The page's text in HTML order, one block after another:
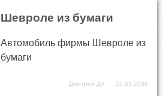
Шевроле из бумаги
Автомобиль фирмы Шевроле из
бумаги
Дмитрий ДА 16.03.2009